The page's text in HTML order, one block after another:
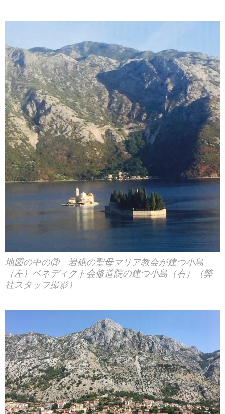
地図の中の③ 岩礁の聖母マリア教会が建つ小島
（左）ベネディクト会修道院の建つ小島（右）（弊
社スタッフ撮影）